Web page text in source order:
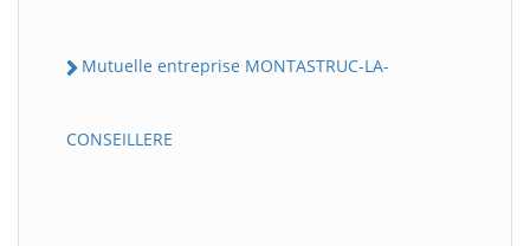
Mutuelle entreprise MONTASTRUC-LA-
CONSEILLERE